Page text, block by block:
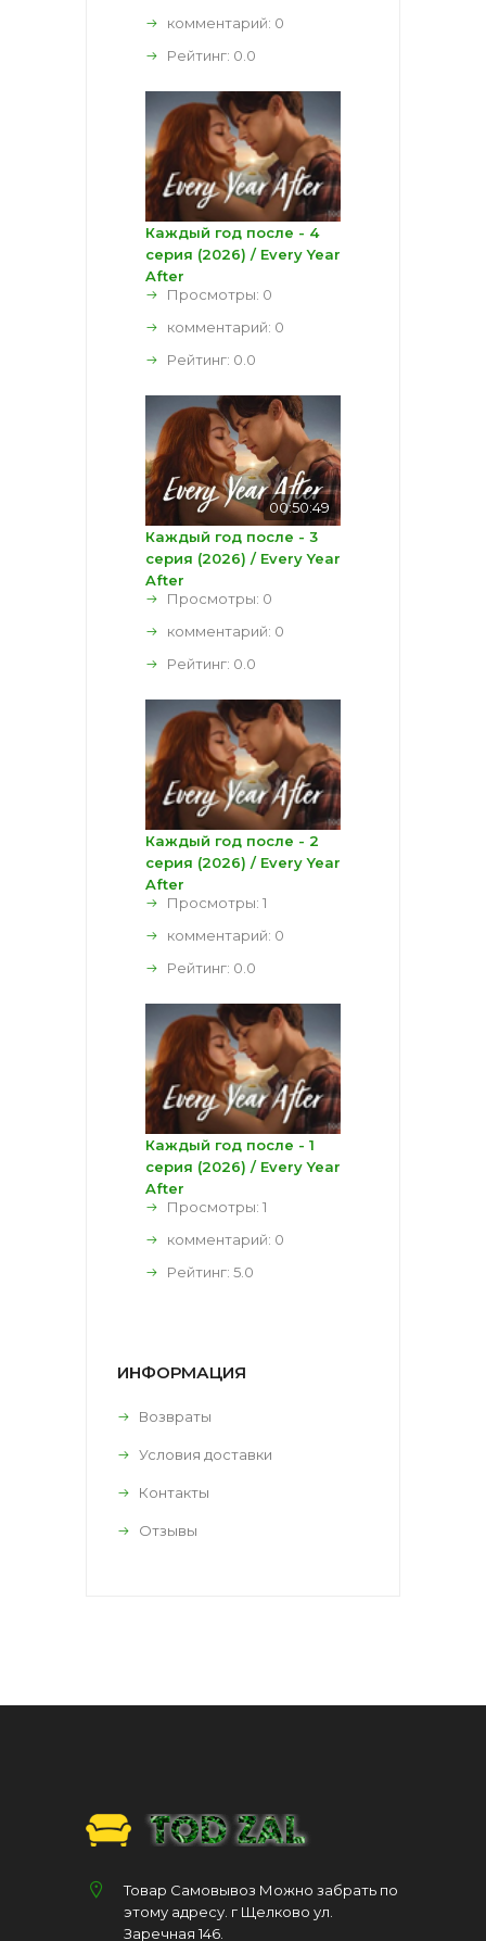
комментарий: 0
Рейтинг: 0.0
Каждый год после - 4
серия (2026) / Every Year
After
Просмотры: 0
комментарий: 0
Рейтинг: 0.0
00:50:49
Каждый год после - 3
серия (2026) / Every Year
After
Просмотры: 0
комментарий: 0
Рейтинг: 0.0
Каждый год после - 2
серия (2026) / Every Year
After
Просмотры: 1
комментарий: 0
Рейтинг: 0.0
Каждый год после - 1
серия (2026) / Every Year
After
Просмотры: 1
комментарий: 0
Рейтинг: 5.0
ИНФОРМАЦИЯ
Возвраты
Условия доставки
Контакты
Отзывы
Товар Самовывоз Можно забрать по
этому адресу. г Щелково ул.
Заречная 146.